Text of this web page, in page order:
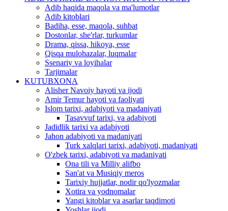
Adib haqida maqola va ma'lumotlar
Adib kitoblari
Badiha, esse, maqola, suhbat
Dostonlar, she'rlar, turkumlar
Drama, qissa, hikoya, esse
Qisqa mulohazalar, luqmalar
Ssenariy va loyihalar
Tarjimalar
KUTUBXONA
Alisher Navoiy hayoti va ijodi
Amir Temur hayoti va faoliyati
Islom tarixi, adabiyoti va madaniyati
Tasavvuf tarixi, va adabiyoti
Jadidlik tarixi va adabiyoti
Jahon adabiyoti va madaniyati
Turk xalqlari tarixi, adabiyoti, madaniyati
O'zbek tarixi, adabiyoti va madaniyati
Ona tili va Milliy alifbo
San'at va Musiqiy meros
Tarixiy hujjatlar, nodir qo'lyozmalar
Xotira va yodnomalar
Yangi kitoblar va asarlar taqdimoti